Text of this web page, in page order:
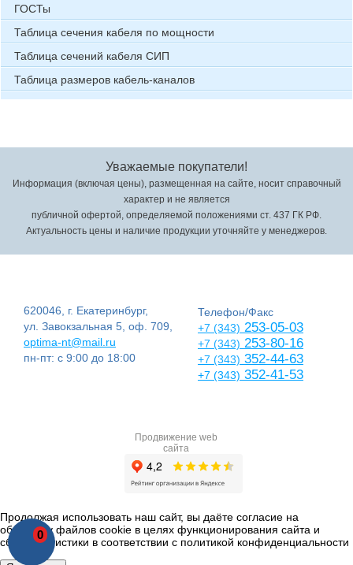
0
ГОСТы
Таблица сечения кабеля по мощности
Таблица сечений кабеля СИП
Таблица размеров кабель-каналов
Уважаемые покупатели!
Информация (включая цены), размещенная на сайте, носит справочный
характер и не является
публичной офертой, определяемой положениями ст. 437 ГК РФ.
Актуальность цены и наличие продукции уточняйте у менеджеров.
620046, г. Екатеринбург,
ул. Завокзальная 5, оф. 709,
optima-nt@mail.ru
пн-пт: с 9:00 до 18:00
Телефон/Факс
+7 (343) 253-05-03
+7 (343) 253-80-16
+7 (343) 352-44-63
+7 (343) 352-41-53
Продвижение web
сайта
Продолжая использовать наш сайт, вы даёте согласие на
обработку файлов cookie в целях функционирования сайта и
сбора статистики в соответствии с политикой конфиденциальности